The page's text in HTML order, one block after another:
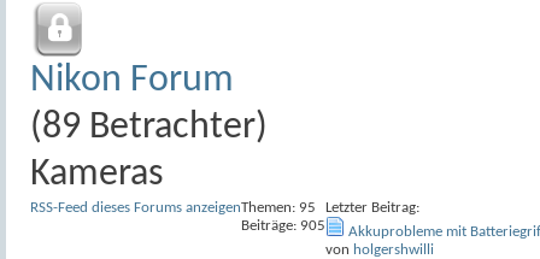
Nikon Forum
(89 Betrachter)
Kameras
RSS-Feed dieses Forums anzeigenThemen: 95
Beiträge: 905
Letzter Beitrag:
Akkuprobleme mit
von holgershwilli